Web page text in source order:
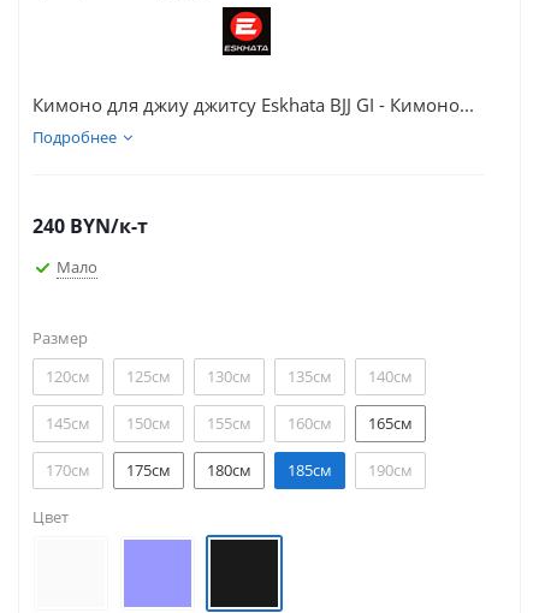
Кимоно для джиу джитсу Eskhata BJJ GI - Кимоно...
Подробнее
240 BYN/к-т
Мало
Размер
120см
125см 130см 135см 140см
145см 150см 155см 160см 165см
170см 175см 180см 185см 190см
Цвет